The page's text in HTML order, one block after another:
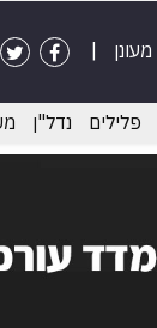
פלילים נדל"ן